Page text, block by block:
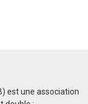
est une association